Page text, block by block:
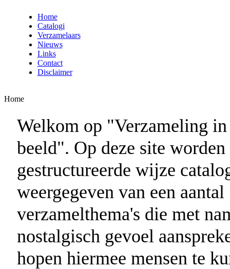
Home
Catalogi
Verzamelaars
Nieuws
Links
Contact
Disclaimer
Home
Welkom op "Verzameling in
beeld". Op deze site worden
gestructureerde wijze
weergegeven van een aantal
verzamelthema's die met
nostalgisch gevoel
hopen hiermee mensen te